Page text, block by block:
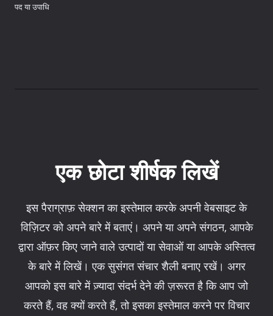
पद या उपाधि
एक छोटा शीर्षक लिखें
इस पैराग्राफ़ सेक्शन का इस्तेमाल करके अपनी वेबसाइट के
विज़िटर को अपने बारे में बताएं। अपने या अपने संगठन, आपके
द्वारा ऑफ़र किए जाने वाले उत्पादों या सेवाओं या आपके अस्तित्व
के बारे में लिखें। एक सुसंगत संचार शैली बनाए रखें। अगर
आपको इस बारे में ज़्यादा संदर्भ देने की ज़रूरत है कि आप जो
करते हैं, वह क्यों करते हैं, तो इसका इस्तेमाल करने पर विचार